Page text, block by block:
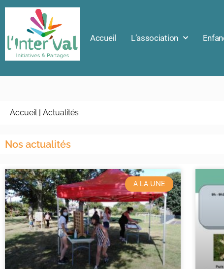
Accueil L’association
Accueil| Actualités
Nos actualités
A LA UNE